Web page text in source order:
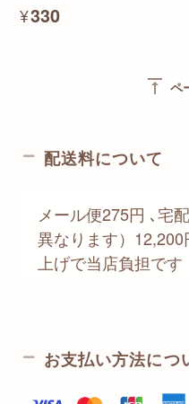
¥330
vertical_align_top ペ
配送料について
メール便275円 ､宅
異なります）
上げで当店負担です
お支払い方法につ